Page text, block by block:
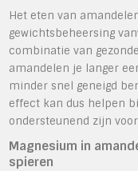
Het eten van
gewichtsbeheersing
combinatie van
amandelen je langer
minder snel geneigd
effect kan dus helpen
ondersteunend zijn
Magnesium in
spieren